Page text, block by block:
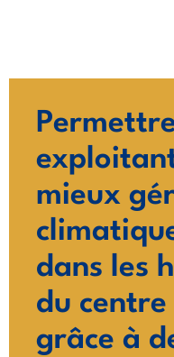
mieux
dans les
du
grâce à